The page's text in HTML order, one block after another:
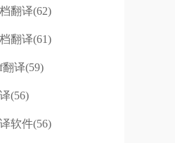
翻译(62)
翻译(61)
翻译(59)
(56)
软件(56)